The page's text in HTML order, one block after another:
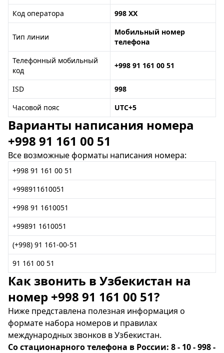
Код оператора
998 XX
Тип линии
Мобильный номер
телефона
Телефонный мобильный
код
+998 91 161 00 51
ISD
998
Часовой пояс
UTC+5
Варианты написания номера
+998 91 161 00 51
Все возможные форматы написания номера:
+998 91 161 00 51
+998911610051
+998 91 1610051
+99891 1610051
(+998) 91 161-00-51
91 161 00 51
Как звонить в Узбекистан на
номер +998 91 161 00 51?
Ниже представлена полезная информация о
формате набора номеров и правилах
международных звонков в Узбекистан.
Со стационарного телефона в России: 8 - 10 - 998 -